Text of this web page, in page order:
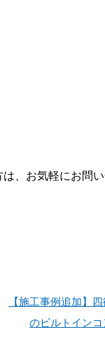
、お気軽にお問
【施工事例追加】
のビルトイン